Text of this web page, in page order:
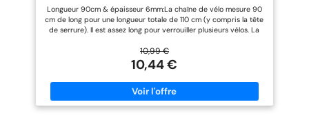
Longueur 90cm & épaisseur 6mm:La chaîne de vélo mesure 90
cm de long pour une longueur totale de 110 cm (y compris la tête
de serrure). Il est assez long pour verrouiller plusieurs vélos. La
mm, ce qui permet d'éviter le cisaillement et le vol. Couvre tissu
en nylon de haute qualité:La gaine en tissu de la chaîne de vélo
est faite de matériau en nylon durci, ce qui peut non seulement
protéger contre les rayons UV et prolonger la durée de vie de la
chaîne de vélo, mais également empêcher la chaîne interne de
rayer le vélo. Conception de couverture imperméable à l'eau:Le
couvercle imperméable à l'eau est conçu à l'embouchure de la
10,99 €
10,44 €